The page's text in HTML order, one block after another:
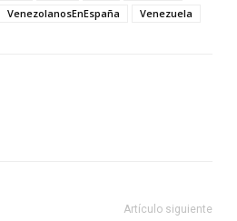
VenezolanosEnEspaña Venezuela
Artículo siguiente